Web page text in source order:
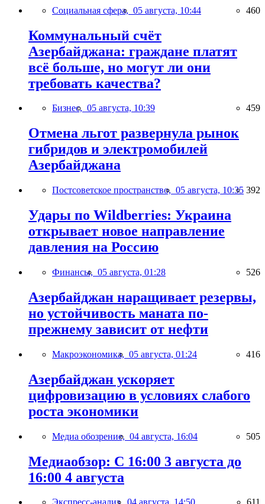
Социальная сфера, 05 августа, 10:44 460
Коммунальный счёт
Азербайджана: граждане платят
всё больше, но могут ли они
требовать качества?
Бизнес, 05 августа, 10:39 459
Отмена льгот развернула рынок
гибридов и электромобилей
Азербайджана
Постсоветское пространство, 05 августа, 10:35 392
Удары по Wildberries: Украина
открывает новое направление
давления на Россию
Финансы, 05 августа, 01:28 526
Азербайджан наращивает резервы,
но устойчивость маната по-
прежнему зависит от нефти
Макроэкономика, 05 августа, 01:24 416
Азербайджан ускоряет
цифровизацию в условиях слабого
роста экономики
Медиа обозрение, 04 августа, 16:04 505
Медиаобзор: С 16:00 3 августа до
16:00 4 августа